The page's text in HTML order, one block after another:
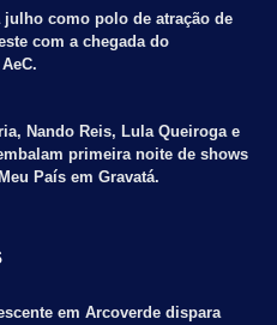
julho como polo de atração de
com a chegada do
Nando Reis, Lula Queiroga e
primeira noite de shows
País em Gravatá.
em Arcoverde dispara